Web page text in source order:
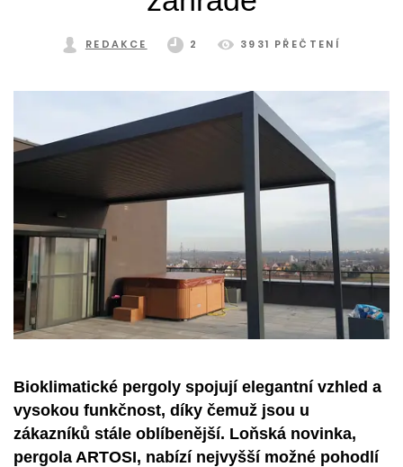
REDAKCE 2 3931 PŘEČTENÍ
Bioklimatické pergoly spojují elegantní vzhled a
vysokou funkčnost, díky čemuž jsou u
zákazníků stále oblíbenější. Loňská novinka,
pergola ARTOSI, nabízí nejvyšší možné pohodlí